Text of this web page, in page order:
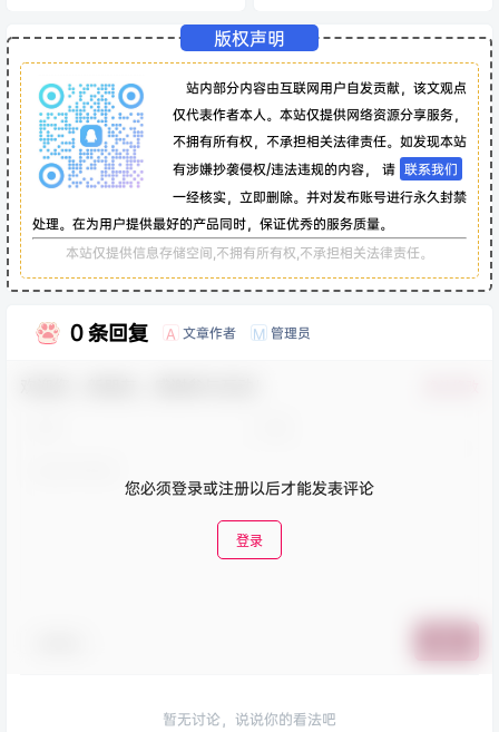
版权声明
站内部分内容由互联网用户自发贡献，该文观点
仅代表作者本人。本站仅提供网络资源分享服务，
不拥有所有权，不承担相关法律责任。如发现本站
有涉嫌抄袭侵权/违法违规的内容， 请 联系我们
一经核实，立即删除。并对发布账号进行永久封禁
处理。在为用户提供最好的产品同时，保证优秀的服务质量。
本站仅提供信息存储空间,不拥有所有权,不承担相关法律责任。
0 条回复 A 文章作者 M 管理员
您必须登录或注册以后才能发表评论
登录
暂无讨论，说说你的看法吧